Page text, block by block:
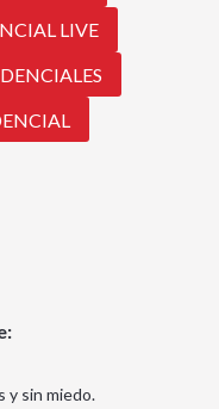
LIVE
y sin miedo.